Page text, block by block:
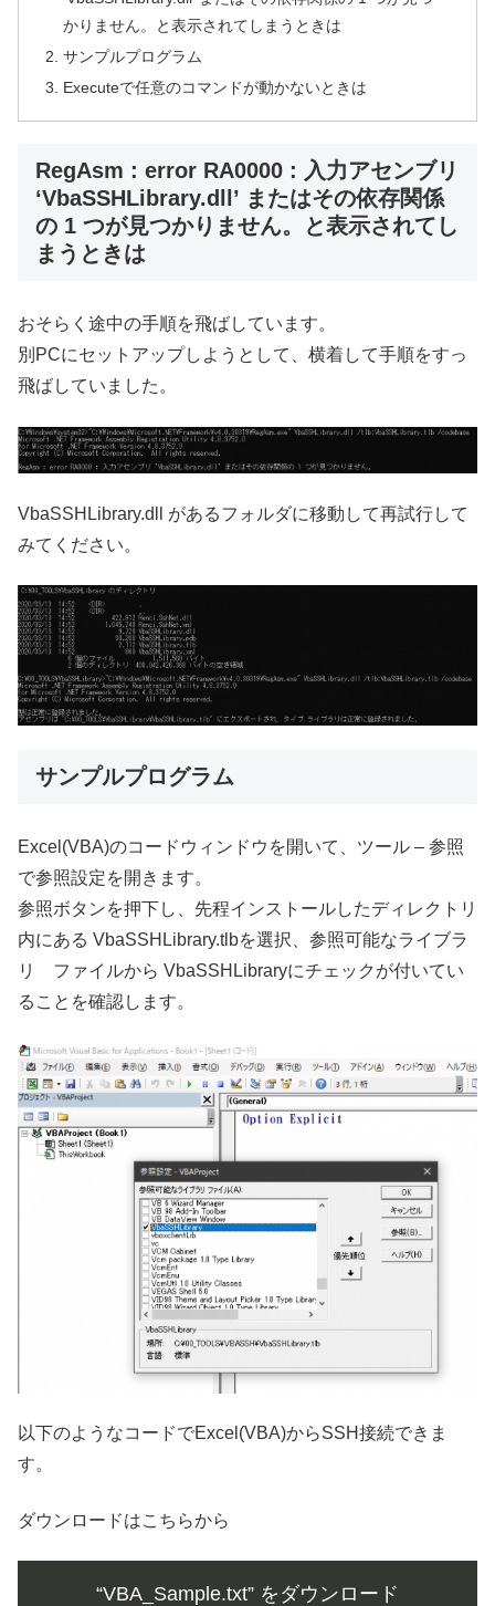
かりません。と表示されてしまうときは
サンプルプログラム
Executeで任意のコマンドが動かないときは
RegAsm : error RA0000 : 入力アセンブリ
‘VbaSSHLibrary.dll’ またはその依存関係
の 1 つが見つかりません。と表示されてし
まうときは
おそらく途中の手順を飛ばしています。
別PCにセットアップしようとして、横着して手順をすっ
飛ばしていました。
VbaSSHLibrary.dll があるフォルダに移動して再試行して
みてください。
サンプルプログラム
Excel(VBA)のコードウィンドウを開いて、ツール – 参照
で参照設定を開きます。
参照ボタンを押下し、先程インストールしたディレクトリ
内にある VbaSSHLibrary.tlbを選択、参照可能なライブラ
リ ファイルから VbaSSHLibraryにチェックが付いてい
ることを確認します。
以下のようなコードでExcel(VBA)からSSH接続できま
す。
ダウンロードはこちらから
“VBA_Sample.txt” をダウンロード